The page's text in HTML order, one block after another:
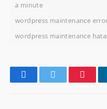
a minute
wordpress maintenance
wordpress maintenance
FacebookTwitter